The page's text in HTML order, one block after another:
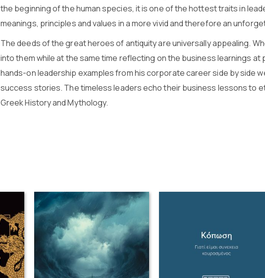
the beginning of the human species, it is one of the hottest traits in
meanings, principles and values in a more vivid and therefore an
The deeds of the great heroes of antiquity are universally appealing.
into them while at the same time reflecting on the business learnings
hands-on leadership examples from his corporate career side by side
success stories. The timeless leaders echo their business lessons to
Greek History and Mythology.